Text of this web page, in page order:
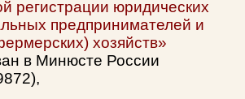
регистрации юридических
предпринимателей и
хозяйств»
в Минюсте России